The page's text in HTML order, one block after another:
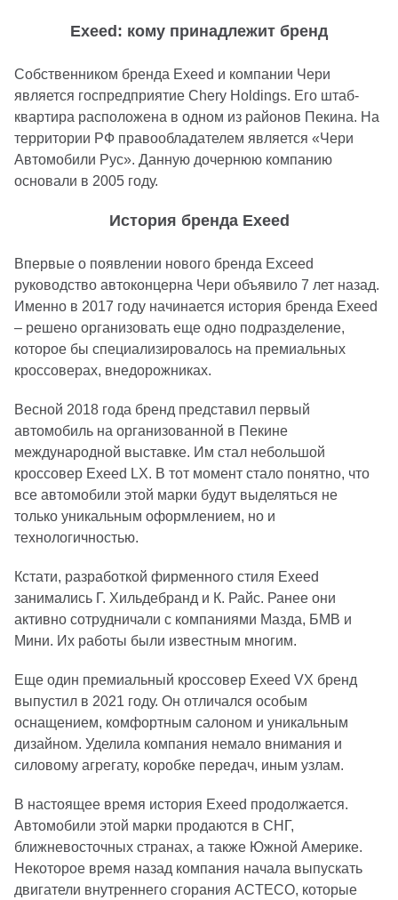
Exeed: кому принадлежит бренд
Собственником бренда Exeed и компании Чери
является госпредприятие Chery Holdings. Его штаб-
квартира расположена в одном из районов Пекина. На
территории РФ правообладателем является «Чери
Автомобили Рус». Данную дочернюю компанию
основали в 2005 году.
История бренда Exeed
Впервые о появлении нового бренда Exceed
руководство автоконцерна Чери объявило 7 лет назад.
Именно в 2017 году начинается история бренда Exeed
– решено организовать еще одно подразделение,
которое бы специализировалось на премиальных
кроссоверах, внедорожниках.
Весной 2018 года бренд представил первый
автомобиль на организованной в Пекине
международной выставке. Им стал небольшой
кроссовер Exeed LX. В тот момент стало понятно, что
все автомобили этой марки будут выделяться не
только уникальным оформлением, но и
технологичностью.
Кстати, разработкой фирменного стиля Exeed
занимались Г. Хильдебранд и К. Райс. Ранее они
активно сотрудничали с компаниями Мазда, БМВ и
Мини. Их работы были известным многим.
Еще один премиальный кроссовер Exeed VX бренд
выпустил в 2021 году. Он отличался особым
оснащением, комфортным салоном и уникальным
дизайном. Уделила компания немало внимания и
силовому агрегату, коробке передач, иным узлам.
В настоящее время история Exeed продолжается.
Автомобили этой марки продаются в СНГ,
ближневосточных странах, а также Южной Америке.
Некоторое время назад компания начала выпускать
двигатели внутреннего сгорания ACTECO, которые